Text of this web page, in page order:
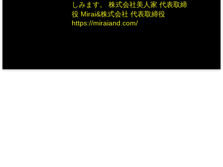
しみます。 株式会社美人家 代表取締
役 Mirai&株式会社 代表取締役
https://miraiand.com/